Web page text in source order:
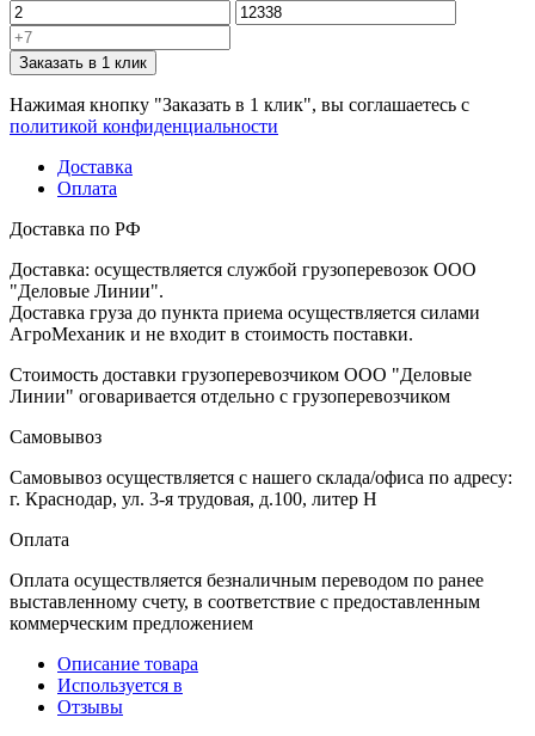
Заказать в 1 клик
Нажимая кнопку "Заказать в 1 клик", вы соглашаетесь с
политикой конфиденциальности
Доставка
Оплата
Доставка по РФ
Доставка: осуществляется службой грузоперевозок ООО
"Деловые Линии".
Доставка груза до пункта приема осуществляется силами
АгроМеханик и не входит в стоимость поставки.
Стоимость доставки грузоперевозчиком ООО "Деловые
Линии" оговаривается отдельно с грузоперевозчиком
Самовывоз
Самовывоз осуществляется с нашего склада/офиса по адресу:
г. Краснодар, ул. 3-я трудовая, д.100, литер Н
Оплата
Оплата осуществляется безналичным переводом по ранее
выставленному счету, в соответствие с предоставленным
коммерческим предложением
Описание товара
Используется в
Отзывы